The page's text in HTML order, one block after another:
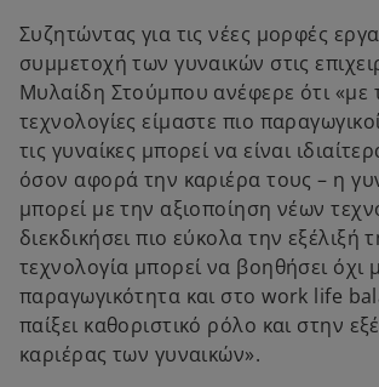
Συζητώντας για τις νέες μορφές
συμμετοχή των γυναικών στις
Μυλαίδη Στούμπου ανέφερε ότι «με
τεχνολογίες είμαστε πιο
τις γυναίκες μπορεί να είναι
όσον αφορά την καριέρα τους – η
μπορεί με την αξιοποίηση νέων
διεκδικήσει πιο εύκολα την εξέλιξή
τεχνολογία μπορεί να βοηθήσει όχι
παραγωγικότητα και στο work life
παίξει καθοριστικό ρόλο και στην
καριέρας των γυναικών».